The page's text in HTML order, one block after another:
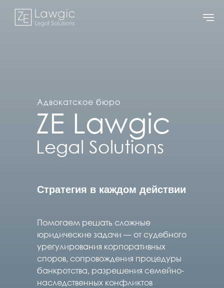
ZE Lawgic
Адвокатское бюро
Legal Solutions
Помогаем решать сложные
юридические задачи — от судебного
урегулирования корпоративных
споров, сопровождения процедуры
банкротства, разрешения семейно-
наследственных конфликтов
Стратегия в каждом действии